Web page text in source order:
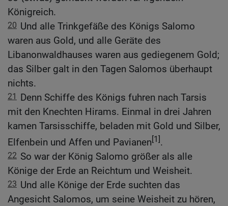
Königreich.
20 Und alle Trinkgefäße des Königs Salomo
waren aus Gold, und alle Geräte des
Libanonwaldhauses waren aus gediegenem Gold;
das Silber galt in den Tagen Salomos überhaupt
nichts.
21 Denn Schiffe des Königs fuhren nach Tarsis
mit den Knechten Hirams. Einmal in drei Jahren
kamen Tarsisschiffe, beladen mit Gold und Silber,
Elfenbein und Affen und Pavianen[1].
22 So war der König Salomo größer als alle
Könige der Erde an Reichtum und Weisheit.
23 Und alle Könige der Erde suchten das
Angesicht Salomos, um seine Weisheit zu hören,